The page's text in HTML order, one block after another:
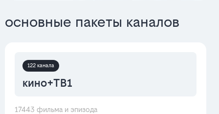
основные пакеты каналов
122 канала
кино+ТВ1
17443 фильма и эпизода